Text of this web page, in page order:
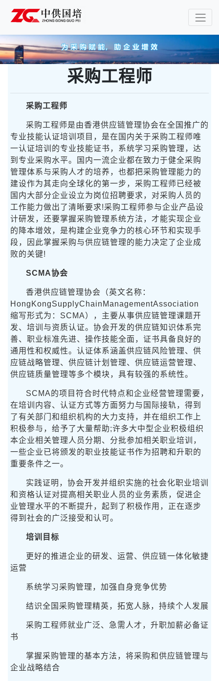
采购工程师
采购工程师
采购工程师是由香港供应链管理协会在全国推广的
专业技能认证培训项目，是在国内关于采购工程师唯
一认证培训的专业技能证书，系统学习采购管理，达
到专业采购水平。国内一流企业都在致力于健全采购
管理体系与采购人才的培养，也都把采购管理能力的
建设作为其走向全球化的第一步，采购工程师已经被
国内大部分企业设立为岗位招聘要求，对采购人员的
工作能力做出了清晰要求!采购工程师参与企业产品设
计研发，还要掌握采购管理系统方法，才能实现企业
的降本增效，是构建企业竞争力的核心环节和实现手
段，因此掌握采购与供应链管理的能力决定了企业成
败的关键!
SCMA协会
香港供应链管理协会（英文名称：
HongKongSupplyChainManagementAssociation
缩写形式为：SCMA），主要从事供应链管理课题开
发、培训与资质认证。协会开发的供应链知识体系完
善、职业标准先进、操作技能全面，证书具备良好的
通用性和权威性。认证体系涵盖供应链风险管理、供
应链战略管理、供应链计划管理、供应链运营管理、
供应链质量管理等多个模块，具有较强的系统性。
SCMA的项目符合时代特点和企业经营管理需要，
在培训内容、认证方式等方面努力与国际接轨，得到
了有关部门和组织机构的大力支持，并在组织工作上
积极参与，给予了大量帮助;许多大中型企业积极组织
本企业相关管理人员分期、分批参加相关职业培训，
一些企业已将颁发的职业技能证书作为招聘和升职的
重要条件之一。
实践证明，协会开发并组织实施的社会化职业培训
和资格认证对提高相关职业人员的业务素质，促进企
业管理水平的不断提升，起到了积极作用，正在逐步
得到社会的广泛接受和认可。
培训目标
更好的推进企业的研发、运营、供应链一体化敏捷
运营
系统学习采购管理，加强自身竞争优势
结识全国采购管理精英，拓宽人脉，持续个人发展
采购工程师就业广泛、急需人才，升职加薪必备证
书
掌握采购管理的基本方法，将采购和供应链管理与
企业战略结合